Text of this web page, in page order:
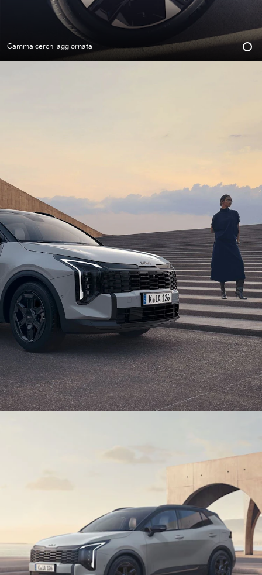
Gamma cerchi aggiornata
La Kia Sportage Black
Edizione speciale. Raffinatezza ed eleganza.